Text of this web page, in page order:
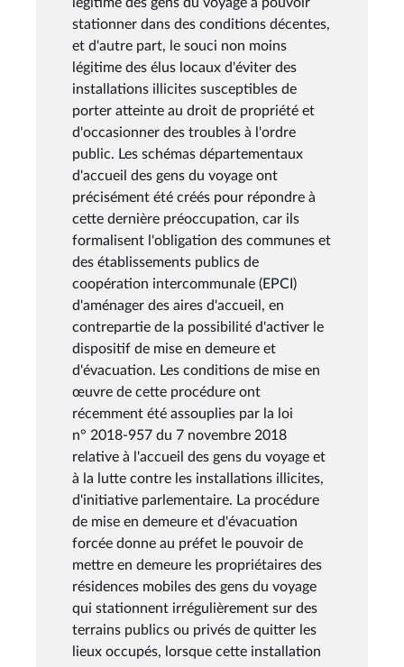
stationner dans des conditions décentes,
et d'autre part, le souci non moins
légitime des élus locaux d'éviter des
installations illicites susceptibles de
porter atteinte au droit de propriété et
d'occasionner des troubles à l'ordre
public. Les schémas départementaux
d'accueil des gens du voyage ont
précisément été créés pour répondre à
cette dernière préoccupation, car ils
formalisent l'obligation des communes et
des établissements publics de
coopération intercommunale (EPCI)
d'aménager des aires d'accueil, en
contrepartie de la possibilité d'activer le
dispositif de mise en demeure et
d'évacuation. Les conditions de mise en
œuvre de cette procédure ont
récemment été assouplies par la loi
n° 2018-957 du 7 novembre 2018
relative à l'accueil des gens du voyage et
à la lutte contre les installations illicites,
d'initiative parlementaire. La procédure
de mise en demeure et d'évacuation
forcée donne au préfet le pouvoir de
mettre en demeure les propriétaires des
résidences mobiles des gens du voyage
qui stationnent irrégulièrement sur des
terrains publics ou privés de quitter les
lieux occupés, lorsque cette installation